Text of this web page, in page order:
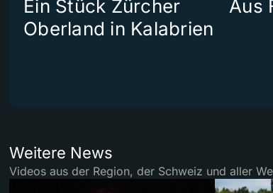
Ein Stück Zürcher
Oberland in Kalabrien
Aus
Weitere News
Videos aus der Region, der Schweiz und aller